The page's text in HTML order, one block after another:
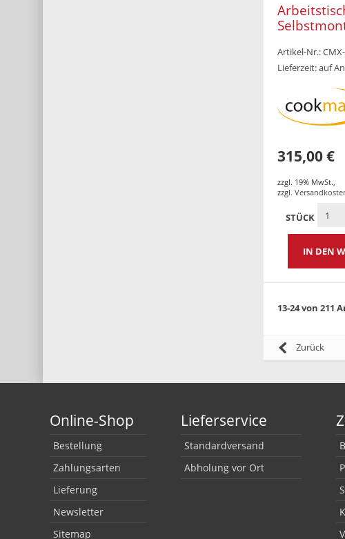
600 x 850
Artikel-Nr.:
Lieferzeit: auf
315,00 €
zzgl. 19% MwSt.,
zzgl.
STÜCK
IN DEN
13-24 von 211
Zurück
Online-Shop
Bestellung
Zahlungsarten
Lieferung
Newsletter
Sitemap
Lieferservice
Standardversand
Abholung vor Ort